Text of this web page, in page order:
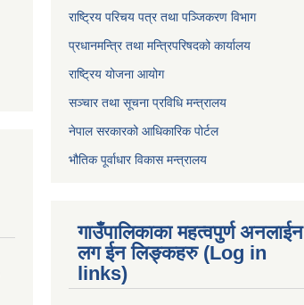
राष्ट्रिय परिचय पत्र तथा पञ्जिकरण विभाग
प्रधानमन्त्रि तथा मन्त्रिपरिषदको कार्यालय
राष्ट्रिय योजना आयोग
सञ्‍चार तथा सूचना प्रविधि मन्त्रालय
नेपाल सरकारको आधिकारिक पोर्टल
भौतिक पूर्वाधार विकास मन्त्रालय
गाउँपालिकाका महत्वपुर्ण अनलाईन
लग ईन लिङ्कहरु (Log in
links)